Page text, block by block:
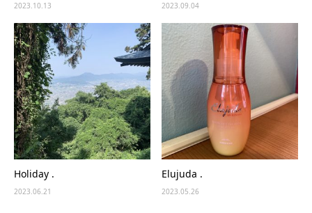
2023.10.13 2023.09.04
Holiday .
2023.06.21
Elujuda .
2023.05.26